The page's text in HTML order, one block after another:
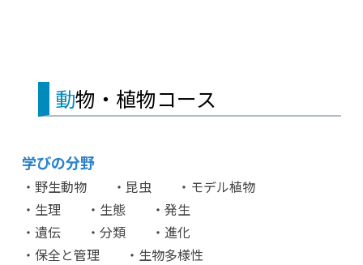
動物・植物コース
学びの分野
・野生動物 ・昆虫 ・モデル植物
・生理 ・生態 ・発生
・遺伝 ・分類 ・進化
・保全と管理 ・生物多様性